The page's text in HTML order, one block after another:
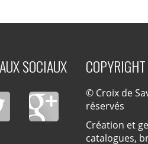
SOCIAUX COPYRIGHT
© Croix de
réservés
Création et
catalogues,